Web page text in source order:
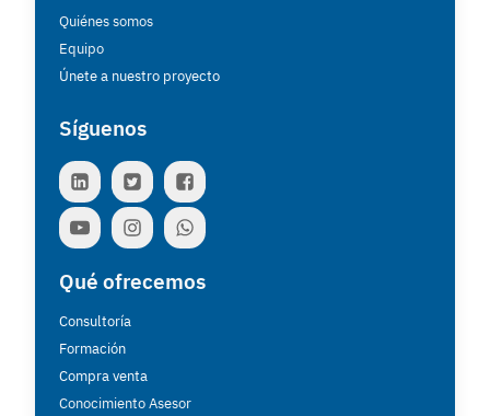
Quiénes somos
Equipo
Únete a nuestro proyecto
Síguenos
Qué ofrecemos
Consultoría
Formación
Compra venta
Conocimiento Asesor